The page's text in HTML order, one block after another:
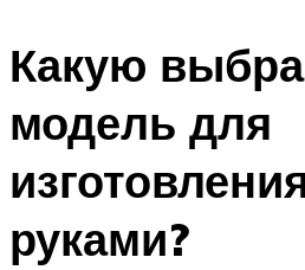
Какую
модель для
руками?